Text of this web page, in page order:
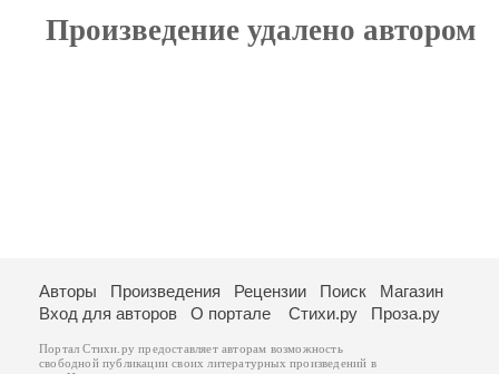
Произведение удалено автором
Авторы Произведения Рецензии Поиск
Магазин
Вход для авторов
О портале Стихи.ру Проза.ру
Портал Стихи.ру предоставляет авторам возможность
свободной публикации своих литературных произведений в